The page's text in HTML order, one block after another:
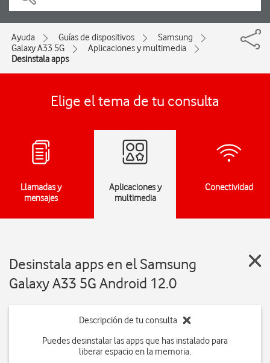
Ayuda Guías de dispositivos
Samsung
Galaxy A33 5G
Aplicaciones y multimedia
Desinstala apps
Elige el tema de tu consulta
Llamadas y
mensajes
Aplicaciones y
multimedia
Conectividad
Desinstala apps en el Samsung
Galaxy A33 5G Android 12.0
Descripción de tu consulta
Puedes desinstalar las apps que has instalado para
liberar espacio en la memoria.